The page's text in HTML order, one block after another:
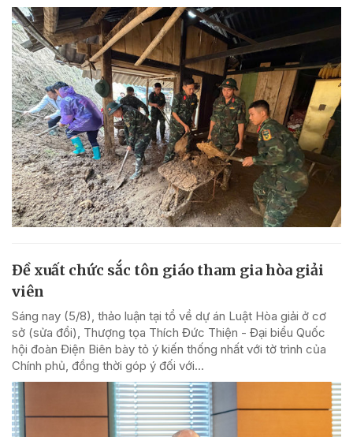
Đề xuất chức sắc tôn giáo tham gia hòa giải
viên
Sáng nay (5/8), thảo luận tại tổ về dự án Luật Hòa giải ở cơ
sở (sửa đổi), Thượng tọa Thích Đức Thiện - Đại biểu Quốc
hội đoàn Điện Biên bày tỏ ý kiến thống nhất với tờ trình của
Chính phủ, đồng thời góp ý đối với...